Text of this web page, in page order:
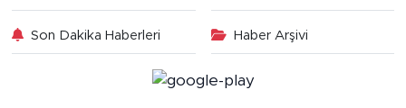
Son Dakika Haberleri Haber Arşivi